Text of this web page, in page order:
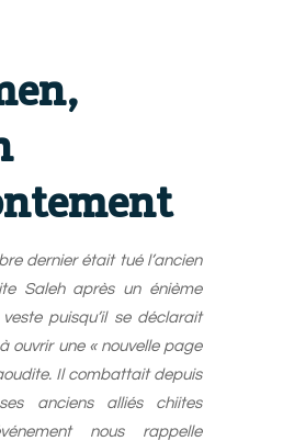
dernier était tué l’ancien
Saleh après un énième
puisqu’il se déclarait
ouvrir une « nouvelle page
Il combattait depuis
anciens alliés chiites
nous rappelle